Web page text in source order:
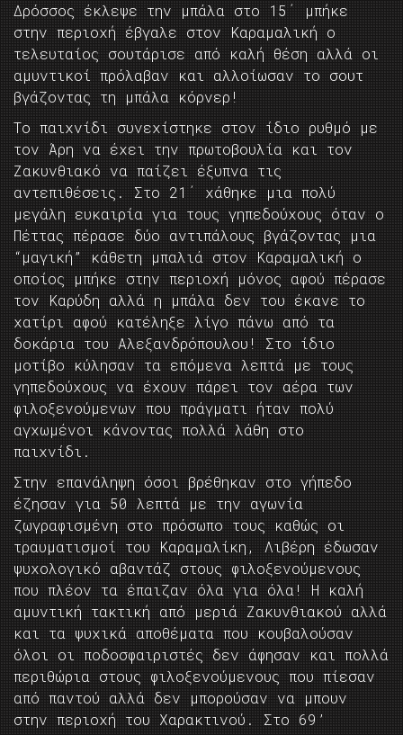
Δρόσσος έκλεψε την μπάλα στο 15΄ μπήκε
στην περιοχή έβγαλε στον Καραμαλική ο
τελευταίος σουτάρισε από καλή θέση αλλά οι
αμυντικοί πρόλαβαν και αλλοίωσαν το σουτ
βγάζοντας τη μπάλα κόρνερ!
Το παιχνίδι συνεχίστηκε στον ίδιο ρυθμό με
τον Άρη να έχει την πρωτοβουλία και τον
Ζακυνθιακό να παίζει έξυπνα τις
αντεπιθέσεις. Στο 21΄ χάθηκε μια πολύ
μεγάλη ευκαιρία για τους γηπεδούχους όταν ο
Πέττας πέρασε δύο αντιπάλους βγάζοντας μια
“μαγική” κάθετη μπαλιά στον Καραμαλική ο
οποίος μπήκε στην περιοχή μόνος αφού πέρασε
τον Καρύδη αλλά η μπάλα δεν του έκανε το
χατίρι αφού κατέληξε λίγο πάνω από τα
δοκάρια του Αλεξανδρόπουλου! Στο ίδιο
μοτίβο κύλησαν τα επόμενα λεπτά με τους
γηπεδούχους να έχουν πάρει τον αέρα των
φιλοξενούμενων που πράγματι ήταν πολύ
αγχωμένοι κάνοντας πολλά λάθη στο
παιχνίδι.
Στην επανάληψη όσοι βρέθηκαν στο γήπεδο
έζησαν για 50 λεπτά με την αγωνία
ζωγραφισμένη στο πρόσωπο τους καθώς οι
τραυματισμοί του Καραμαλίκη, Λιβέρη έδωσαν
ψυχολογικό αβαντάζ στους φιλοξενούμενους
που πλέον τα έπαιζαν όλα για όλα! Η καλή
αμυντική τακτική από μεριά Ζακυνθιακού αλλά
και τα ψυχικά αποθέματα που κουβαλούσαν
όλοι οι ποδοσφαιριστές δεν άφησαν και πολλά
περιθώρια στους φιλοξενούμενους που πίεσαν
από παντού αλλά δεν μπορούσαν να μπουν
στην περιοχή του Χαρακτινού. Στο 69’